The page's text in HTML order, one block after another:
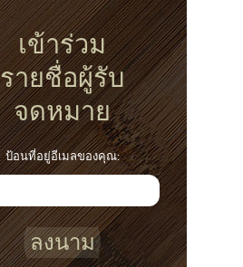
เข้าร่วม
รายชื่อผู้รับ
จดหมาย
ป้อนที่อยู่อีเมลของคุณ:
ลงนาม